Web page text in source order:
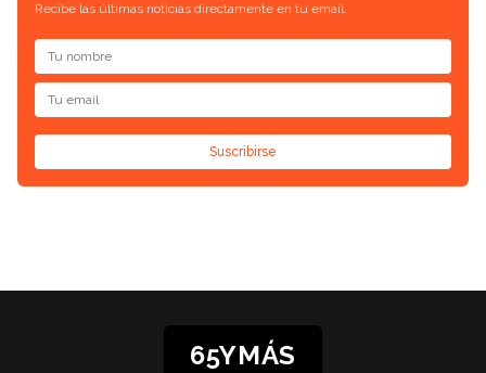
Recibe las últimas noticias directamente en tu email.
Suscribirse
65YMÁS